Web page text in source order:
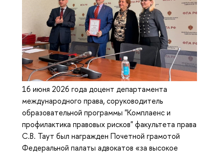
16 июня 2026 года доцент департамента
международного права, соруководитель
образовательной программы "Комплаенс и
профилактика правовых рисков" факультета права
С.В. Таут был награжден Почетной грамотой
Федеральной палаты адвокатов «за высокое